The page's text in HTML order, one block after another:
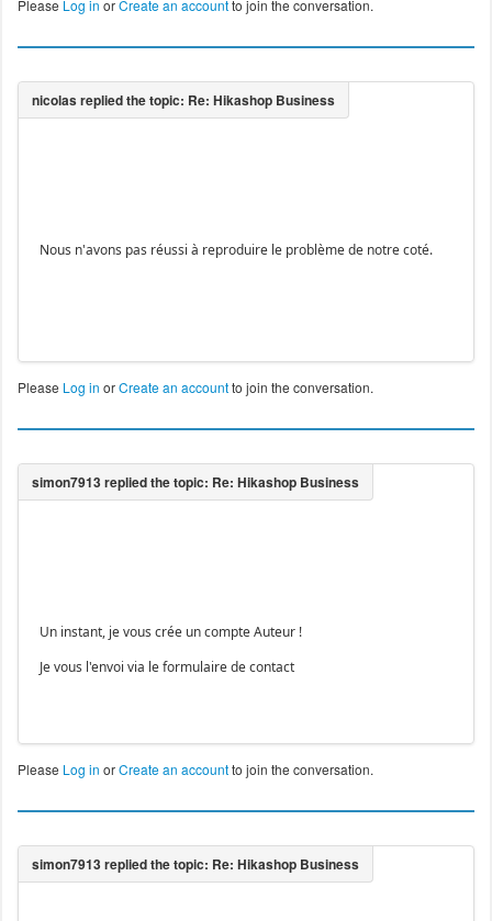
Please Log in orCreate an accountto join the conversation.
Nous n'avons pas réussi à reproduire le problème de notre coté.
Please Log in orCreate an accountto join the conversation.
Un instant, je vous crée un compte Auteur !
Je vous l'envoi via le formulaire de contact
Please Log in orCreate an accountto join the conversation.